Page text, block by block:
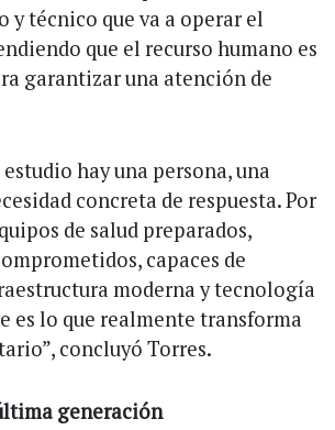
y técnico que va a operar el
que el recurso humano es
garantizar una atención de
estudio hay una persona, una
concreta de respuesta. Por
de salud preparados,
capaces de
moderna y tecnología
es lo que realmente transforma
concluyó Torres.
generación